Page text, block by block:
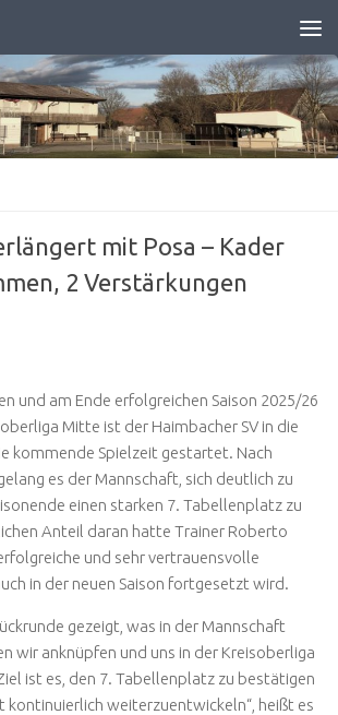
mit Posa – Kader
2 Verstärkungen
und am Ende erfolgreichen Saison 2025/26
Mitte ist der Haimbacher SV in die
kommende Spielzeit gestartet. Nach
es der Mannschaft, sich deutlich zu
einen starken 7. Tabellenplatz zu
Anteil daran hatte Trainer Roberto
und sehr vertrauensvolle
in der neuen Saison fortgesetzt wird.
gezeigt, was in der Mannschaft
wir anknüpfen und uns in der Kreisoberliga
ist es, den 7. Tabellenplatz zu bestätigen
kontinuierlich weiterzuentwickeln“, heißt es